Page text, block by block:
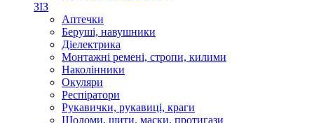
ЗІЗ
Аптечки
Беруші, навушники
Діелектрика
Монтажні ремені, стропи, килими
Наколінники
Окуляри
Респіратори
Рукавички, рукавиці, краги
Шоломи, щити, маски, протигази